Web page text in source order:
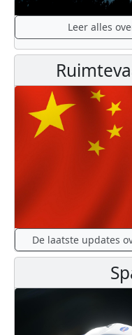
Leer alles
De laatste updates